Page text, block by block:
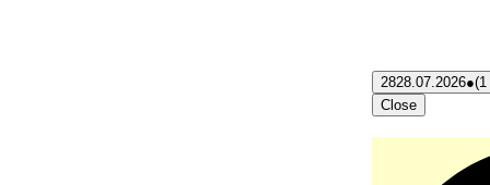
2828.07.2026●(1
Close